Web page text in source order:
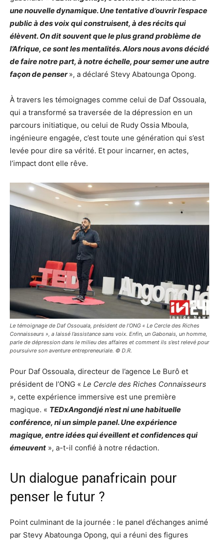
une nouvelle dynamique. Une tentative d’ouvrir l’espace
public à des voix qui construisent, à des récits qui
élèvent. On dit souvent que le plus grand problème de
l’Afrique, ce sont les mentalités. Alors nous avons décidé
de faire notre part, à notre échelle, pour semer une autre
façon de penser», a déclaré Stevy Abatounga Opong.
À travers les témoignages comme celui de Daf Ossouala,
qui a transformé sa traversée de la dépression en un
parcours initiatique, ou celui de Rudy Ossia Mboula,
ingénieure engagée, c’est toute une génération qui s’est
levée pour dire sa vérité. Et pour incarner, en actes,
l’impact dont elle rêve.
Le témoignage de Daf Ossouala, président de l’ONG « Le Cercle des Riches
Connaisseurs », a laissé l’assistance sans voix. Enfin, un Gabonais, un homme,
parle de dépression dans le milieu des affaires et comment ils s’est relevé pour
poursuivre son aventure entrepreneuriale. © D.R.
Pour Daf Ossouala, directeur de l’agence Le Burô et
président de l’ONG « Le Cercle des Riches Connaisseurs
», cette expérience immersive est une première
magique. « TEDxAngondjé n’est ni une habituelle
conférence, ni un simple panel. Une expérience
magique, entre idées qui éveillent et confidences qui
émeuvent », a-t-il confié à notre rédaction.
Un dialogue panafricain pour
penser le futur ?
Point culminant de la journée : le panel d’échanges animé
par Stevy Abatounga Opong, qui a réuni des figures